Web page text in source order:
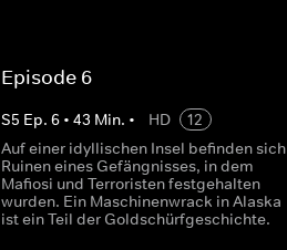
Episode 6
S5 Ep.6 •43 Min. • HD
12
Auf einer idyllischen Insel befinden sich
Ruinen eines Gefängnisses, in dem
Mafiosi und Terroristen festgehalten
wurden. Ein Maschinenwrack in Alaska
ist ein Teil der Goldschürfgeschichte.